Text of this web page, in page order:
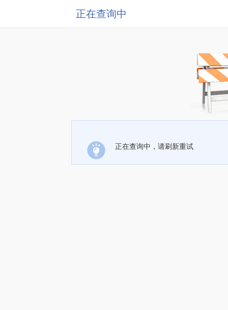
正在查询中
正在查询中，请刷新重试